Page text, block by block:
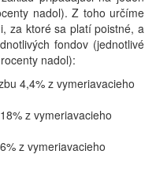
nadol). Z toho určíme
za ktoré sa platí poistné, a
fondov (jednotlivé
nadol):
4,4% z vymeriavacieho
z vymeriavacieho
z vymeriavacieho